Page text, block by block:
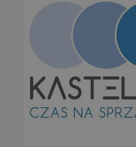
INGRESSCOOKIE
CookieScriptConsent